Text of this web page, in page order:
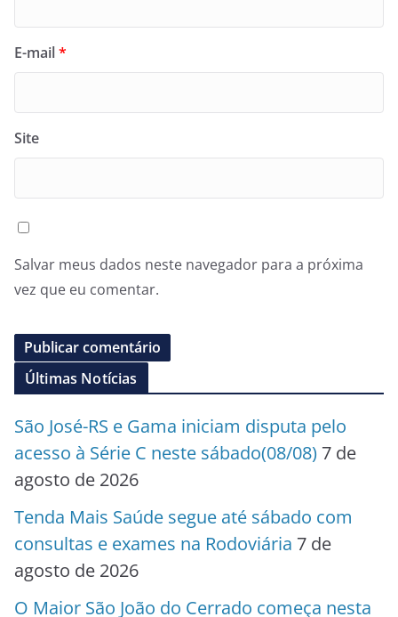
E-mail*
Site
Salvar meus dados neste navegador para a próxima
vez que eu comentar.
Últimas Notícias
São José-RS e Gama iniciam disputa pelo
acesso à Série C neste sábado(08/08) 7 de
agosto de 2026
Tenda Mais Saúde segue até sábado com
consultas e exames na Rodoviária 7 de
agosto de 2026
O Maior São João do Cerrado começa nesta